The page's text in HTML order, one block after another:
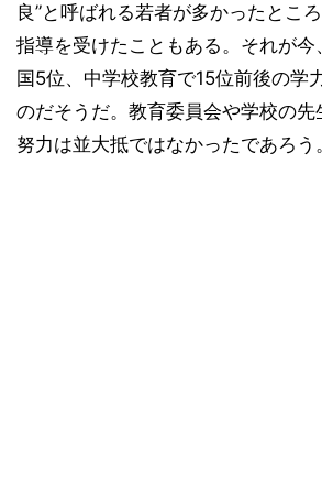
良”と呼ばれる若者が多かったとこ
指導を受けたこともある。それが今
国5位、中学校教育で15位前後の学
のだそうだ。教育委員会や学校の
努力は並大抵ではなかったであろう。